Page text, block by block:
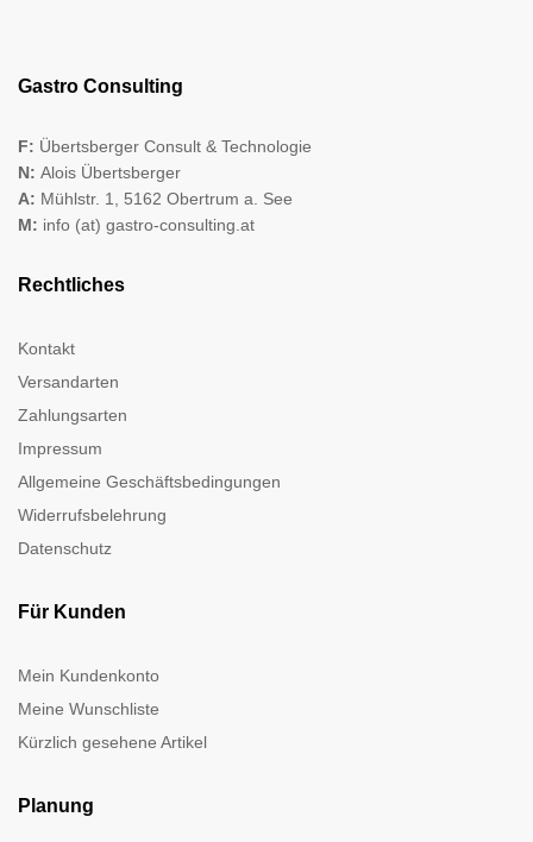
Gastro Consulting
F: Übertsberger Consult & Technologie
N: Alois Übertsberger
A: Mühlstr. 1, 5162 Obertrum a. See
M: info (at) gastro-consulting.at
Rechtliches
Kontakt
Versandarten
Zahlungsarten
Impressum
Allgemeine Geschäftsbedingungen
Widerrufsbelehrung
Datenschutz
Für Kunden
Mein Kundenkonto
Meine Wunschliste
Kürzlich gesehene Artikel
Planung